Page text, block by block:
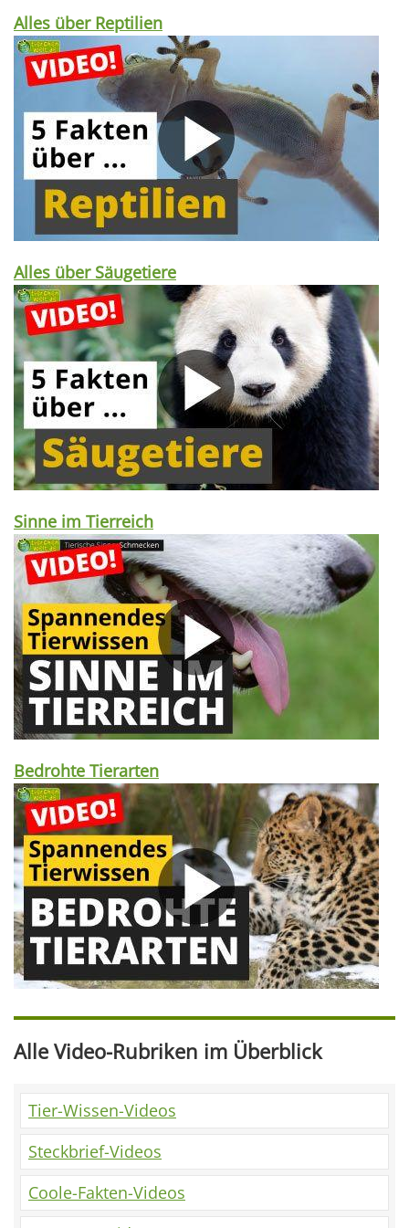
Alles über Reptilien
Alles über Säugetiere
Sinne im Tierreich
Bedrohte Tierarten
Alle Video-Rubriken im Überblick
Tier-Wissen-Videos
Steckbrief-Videos
Coole-Fakten-Videos